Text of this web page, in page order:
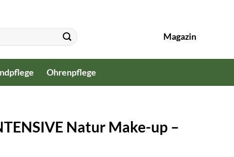
Magazin
Ohrenpflege
Natur Make-up –